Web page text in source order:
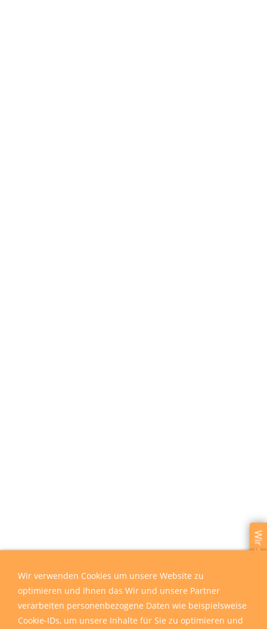
Wir sind für Sie da
Wir verwenden Cookies um unsere Website zu
optimieren und Ihnen das Wir und unsere Partner
verarbeiten personenbezogene Daten wie beispielsweise
Cookie-IDs, um unsere Inhalte für Sie zu optimieren und